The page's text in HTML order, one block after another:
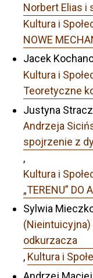
Norbert Elias i
Kultura i
NOWE
Jacek
Kultura i
Teoretyczne
Justyna
Andrzeja
spojrzenie z
,
Kultura i
„TERENU” DO
Sylwia
odkurzacza
, Kultura i